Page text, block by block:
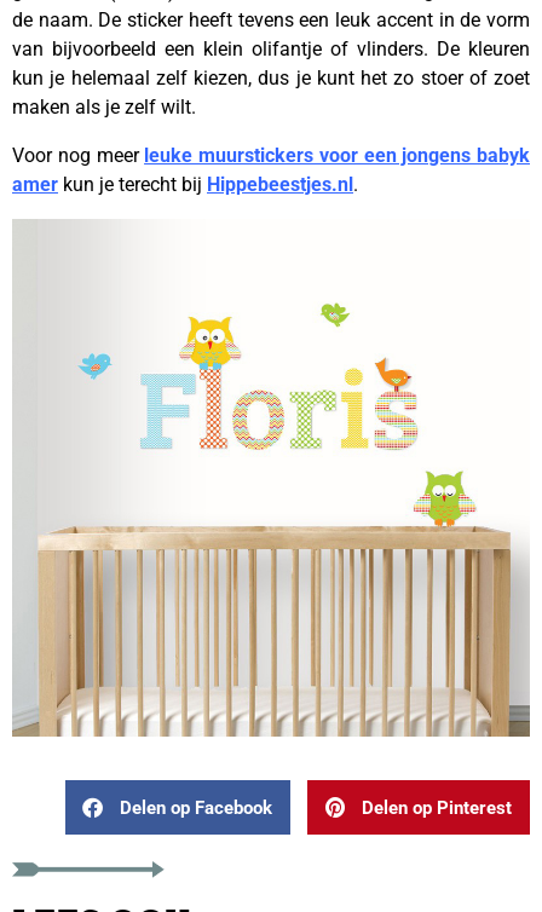
de naam. De sticker heeft tevens een leuk accent in de vorm
van bijvoorbeeld een klein olifantje of vlinders. De kleuren
kun je helemaal zelf kiezen, dus je kunt het zo stoer of zoet
maken als je zelf wilt.
Voor nog meer leuke muurstickers voor een jongens babyk
amer kun je terecht bij Hippebeestjes.nl.
Delen op Facebook Delen op Pinterest